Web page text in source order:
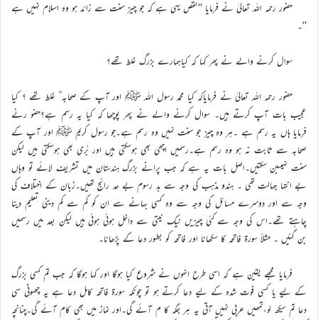
حضور رحمہ اللہ تعالیٰ نے فرمایا ’’نقص یہی ہے کہ جو چیز سنت سے زائد ہو وہ اسلام نہیں ہے
‘‘۔
سوال کرنے والے نے پھر کہا کہ کیاہمارے بزرگ غلط تھے؟
حضور رحمہ اللہ تعالیٰ نے فرمایاکہ کیا محمد رسول اللہ ﷺ اور آپ کے صحابہ ؓ غلط تھے ؟ کیا
عجیب بات آپ کرتے ہیں۔ سوال کرنے والے نے پھر پوچھا کہ کیا یہ رسم ہے؟حضو رنے
فرمایا ہاں یہ رسم ہے ۔ہر وہ چیز جو سنت نہیں وہ رسم ہے۔جو رسول کریم ﷺ اور آپ کے
صحابہ سے ثابت نہ ہو وہ رسم ہے۔رسمیں اچھی بھی ہوسکتی ہیں اور بُری بھی ہوسکتی ہیں لیکن
سنت نہیںبن سکتیں۔اصل بات یہ ہے کہ جب پرانے بزرگ ہندستان میں تشریف لائے تو وہاں
بے انتہا جہالت تھی ۔ ہندو مذہب کی وجہ سے بد رسوم بے حد رائج تھیں۔زبان کے اختلاف کی
وجہ سے اور دوسرے مسائل کی وجہ سے وہ کسی بہانے سے ان کو کم سے کم دینی تعلیم دینا
چاہتے تھے۔اس کی وجہ سے کئی چیزیں نیک نیتی سے داخل ہوئی ہوئی ہیں لیکن بعد میں رسمیں
بن گئیں ۔ مثلاً سورۃ فاتحہ کا سکھانا اور فاتحہ کو بطور دعا کے پڑھانا۔
فرمایا مجھے یقین ہے کہ اسی طرح انہوں نے شروع کیا ہوگا اور کہا ہوگا کہ جب تم کسی بزرگ
کے لیے یا کسی فوت شدہ کے لیے دعا کرتے ہو تو چونکہ سورۃ فاتحہ کامل دعا ہے یہ چھوٹی سی
دعا تم سیکھ لو،تمھیں عربی نہیں آتی یہ ہر جگہ کا م آئے گی۔اور نماز میں بھی کام آئے گی۔چنانچہ